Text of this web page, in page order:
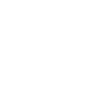
出后也蓬勃发展